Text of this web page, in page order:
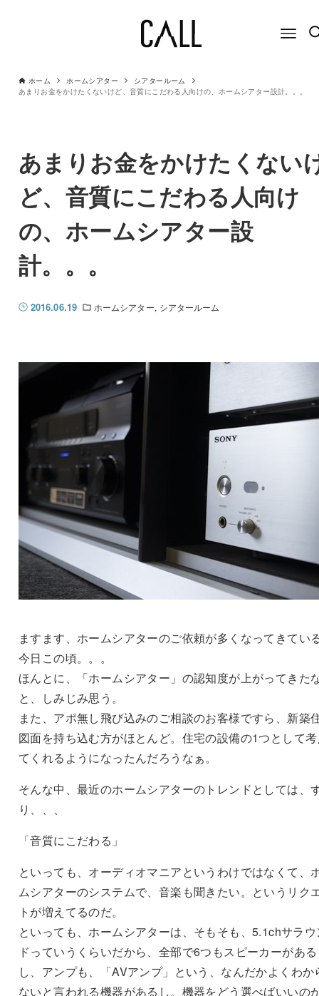
ホーム ホームシアター
シアタールーム
あまりお金をかけたくないけど、音質にこだわる人向けの、ホームシアター設計。。。
あまりお金をかけたくない
ど、音質にこだわる人向け
の、ホームシアター設
計。。。
2016.06.19 ホームシアター シアタールーム
ますます、ホームシアターのご依頼が多くなってきてい
今日この頃。。。
ほんとに、「ホームシアター」の認知度が上がってきた
と、しみじみ思う。
また、アポ無し飛び込みのご相談のお客様ですら、新築
図面を持ち込む方がほとんど。住宅の設備の1つとして
てくれるようになったんだろうなぁ。
そんな中、最近のホームシアターのトレンドとしては、
り、、、
「音質にこだわる」
といっても、オーディオマニアというわけではなくて、
ムシアターのシステムで、音楽も聞きたい。というリク
トが増えてるのだ。
といっても、ホームシアターは、そもそも、5.1chサラ
ドっていうくらいだから、全部で6つもスピーカーがある
し、アンプも、「AVアンプ」という、なんだかよくわか
ないと言われる機器があるし。機器をどう選べばいいの